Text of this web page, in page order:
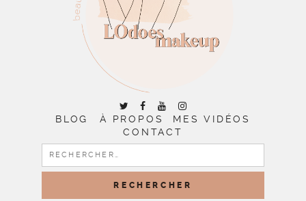
BLOG À PROPOS
MES VIDÉOS
CONTACT
RECHERCHER :